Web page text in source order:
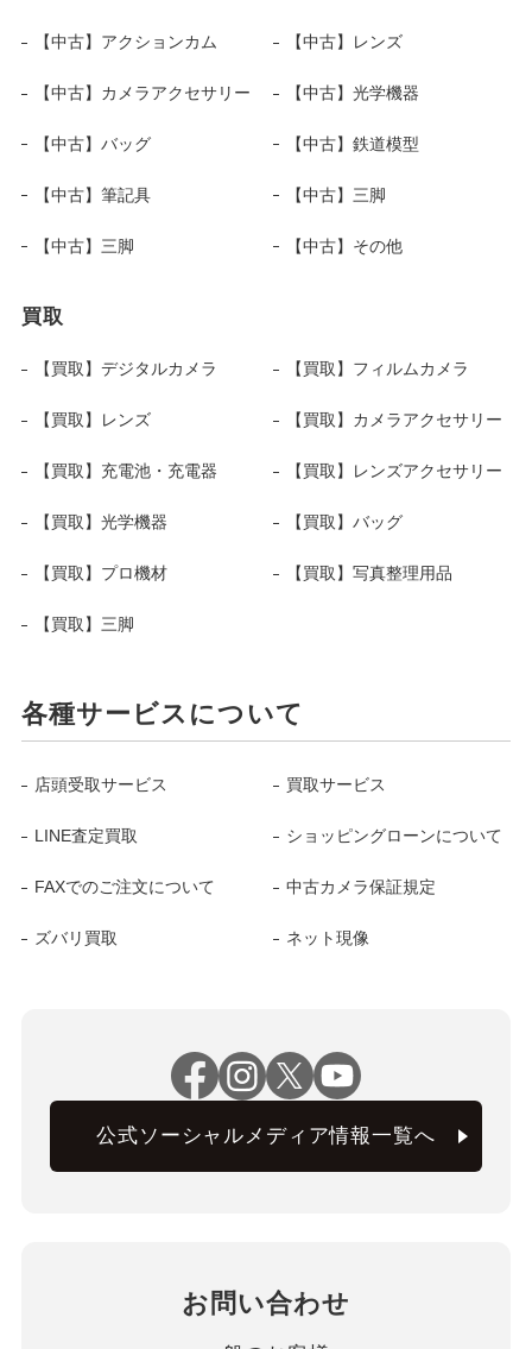
【中古】アクションカム 【中古】レンズ
【中古】カメラアクセサリー 【中古】光学機器
【中古】バッグ 【中古】鉄道模型
【中古】筆記具 【中古】三脚
【中古】三脚 【中古】その他
買取
【買取】デジタルカメラ 【買取】フィルムカメラ
【買取】レンズ 【買取】カメラアクセサリー
【買取】充電池・充電器 【買取】レンズアクセサリー
【買取】光学機器 【買取】バッグ
【買取】プロ機材 【買取】写真整理用品
【買取】三脚
各種サービスについて
店頭受取サービス 買取サービス
LINE査定買取 ショッピングローンについて
FAXでのご注文について 中古カメラ保証規定
ズバリ買取 ネット現像
公式ソーシャルメディア情報一覧へ
お問い合わせ